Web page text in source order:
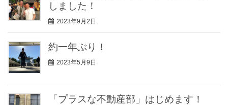
しました！
2023年9月2日
約一年ぶり！
2023年5月9日
「プラスな不動産部」はじめます！